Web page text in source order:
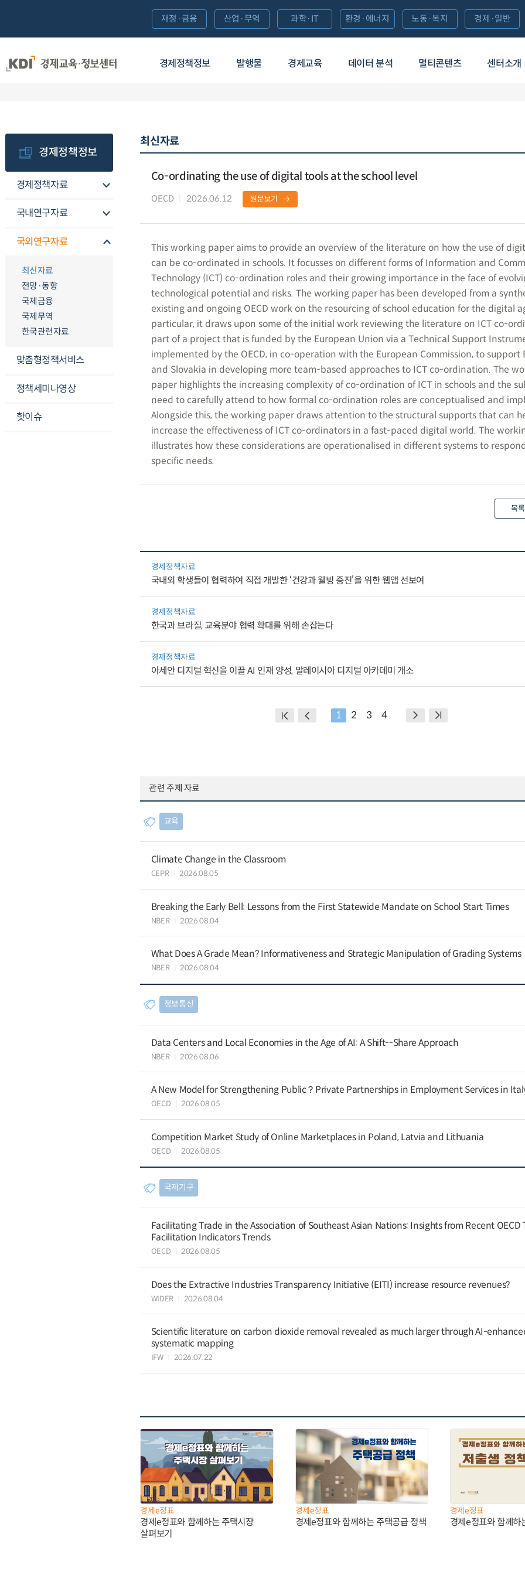
경제정책정보 발행물 경제교육 데이터 분석 멀티콘텐츠 센터소개
재정·금융 산업·무역 과학·IT 환경·에너지 노동·복지 경제·일반
경제정책정보
경제정책자료
국내연구자료
국외연구자료
최신자료
전망·동향
국제금융
국제무역
한국관련자료
맞춤형정책서비스
정책세미나영상
핫이슈
최신자료
Co-ordinating the use of digital tools at the school level
OECD 2026.06.12 원문보기
This working paper aims to provide an overview of the literature on how the use of
can be co-ordinated in schools. It focusses on different forms of Information and
Technology (ICT) co-ordination roles and their growing importance in the face of
technological potential and risks. The working paper has been developed from a
existing and ongoing OECD work on the resourcing of school education for the digital
particular, it draws upon some of the initial work reviewing the literature on ICT co-
part of a project that is funded by the European Union via a Technical Support
implemented by the OECD, in co-operation with the European Commission, to support
and Slovakia in developing more team-based approaches to ICT co-ordination. The
paper highlights the increasing complexity of co-ordination of ICT in schools and the
need to carefully attend to how formal co-ordination roles are conceptualised and
Alongside this, the working paper draws attention to the structural supports that can
increase the effectiveness of ICT co-ordinators in a fast-paced digital world. The
illustrates how these considerations are operationalised in different systems to
specific needs.
목
경제정책자료
국내외 학생들이 협력하여 직접 개발한 ‘건강과 웰빙 증진’을 위한 웹앱 선보여
경제정책자료
한국과 브라질, 교육분야 협력 확대를 위해 손잡는다
경제정책자료
아세안 디지털 혁신을 이끌 AI 인재 양성, 말레이시아 디지털 아카데미 개소
1 2 3 4
관련 주제 자료
교육
Climate Change in the Classroom
CEPR 2026.08.05
Breaking the Early Bell: Lessons from the First Statewide Mandate on School Start Times
NBER 2026.08.04
What Does A Grade Mean? Informativeness and Strategic Manipulation of Grading Systems
NBER 2026.08.04
정보통신
Data Centers and Local Economies in the Age of AI: A Shift--Share Approach
NBER 2026.08.06
A New Model for Strengthening Public？Private Partnerships in Employment Services in
OECD 2026.08.05
Competition Market Study of Online Marketplaces in Poland, Latvia and Lithuania
OECD 2026.08.05
국제기구
Facilitating Trade in the Association of Southeast Asian Nations: Insights from Recent OECD
Facilitation Indicators Trends
OECD 2026.08.05
Does the Extractive Industries Transparency Initiative (EITI) increase resource revenues?
WIDER 2026.08.04
Scientific literature on carbon dioxide removal revealed as much larger through AI-
systematic mapping
IFW 2026.07.22
경제e정표
경제e정표와 함께하는 주택시장
살펴보기
경제e정표
경제e정표와 함께하는 주택공급 정책
경제e정표
경제e정표와 함께하